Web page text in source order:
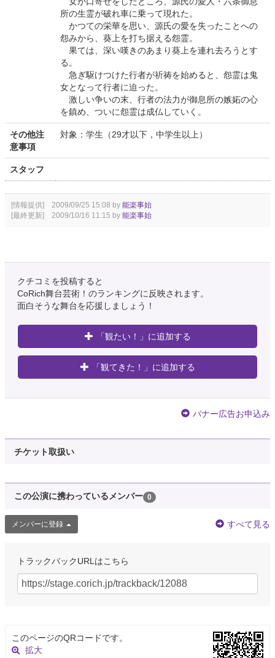
所の生霊が破れ車に乗って現れた。
かつての栄華を思い、源氏の愛を失ったことへの
怨みから、葵上を打ち据える怨霊。
果ては、深い嘆きのあまり葵上を連れ去ろうとす
る。
急ぎ駆けつけた行者が祈祷を始めると、怨霊は鬼
女となって行者に迫った。
激しい争いの末、行者の法力が御息所の嫉妬の心
を鎮め、ついに怨霊は成仏していく。
その他注
意事項
対象：学生（29才以下，中学生以上）
スタッフ
[情報提供] 2009/09/25 15:08 by 能楽事始
[最終更新] 2009/10/16 11:15 by 能楽事始
クチコミを投稿すると
CoRich舞台芸術！のランキングに反映されます。
面白そうな舞台を応援しましょう！
「観たい！」に追加する
「観てきた！」に追加する
バナー広告お申込み
チケット取扱い
この公演に携わっているメンバー 0
メンバーに登録 すべて見る
トラックバックURLはこちら
このページのQRコードです。
拡大